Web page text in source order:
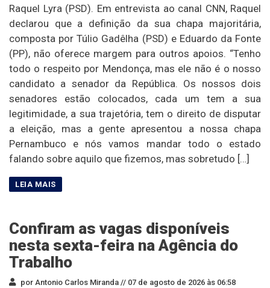
Raquel Lyra (PSD). Em entrevista ao canal CNN, Raquel
declarou que a definição da sua chapa majoritária,
composta por Túlio Gadêlha (PSD) e Eduardo da Fonte
(PP), não oferece margem para outros apoios. “Tenho
todo o respeito por Mendonça, mas ele não é o nosso
candidato a senador da República. Os nossos dois
senadores estão colocados, cada um tem a sua
legitimidade, a sua trajetória, tem o direito de disputar
a eleição, mas a gente apresentou a nossa chapa
Pernambuco e nós vamos mandar todo o estado
falando sobre aquilo que fizemos, mas sobretudo […]
Confiram as vagas disponíveis
nesta sexta-feira na Agência do
Trabalho
por Antonio Carlos Miranda // 07 de agosto de 2026 às 06:58